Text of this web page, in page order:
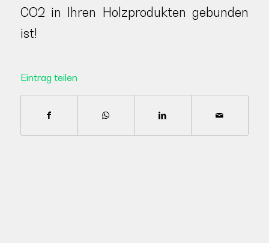
CO2 in Ihren Holzprodukten gebunden
ist!
Eintrag teilen